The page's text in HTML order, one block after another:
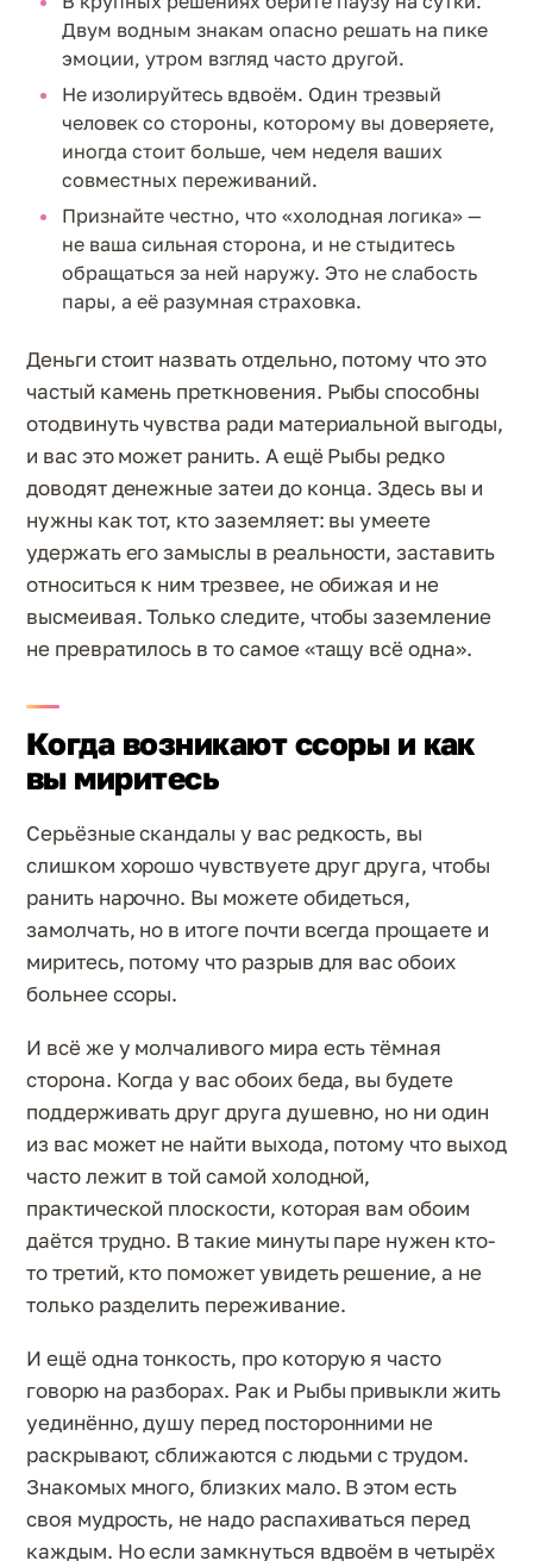
Двум водным знакам опасно решать на пике
эмоции, утром взгляд часто другой.
Не изолируйтесь вдвоём. Один трезвый
человек со стороны, которому вы доверяете,
иногда стоит больше, чем неделя ваших
совместных переживаний.
Признайте честно, что «холодная логика» —
не ваша сильная сторона, и не стыдитесь
обращаться за ней наружу. Это не слабость
пары, а её разумная страховка.
Деньги стоит назвать отдельно, потому что это
частый камень преткновения. Рыбы способны
отодвинуть чувства ради материальной выгоды,
и вас это может ранить. А ещё Рыбы редко
доводят денежные затеи до конца. Здесь вы и
нужны как тот, кто заземляет: вы умеете
удержать его замыслы в реальности, заставить
относиться к ним трезвее, не обижая и не
высмеивая. Только следите, чтобы заземление
не превратилось в то самое «тащу всё одна».
Когда возникают ссоры и как
вы миритесь
Серьёзные скандалы у вас редкость, вы
слишком хорошо чувствуете друг друга, чтобы
ранить нарочно. Вы можете обидеться,
замолчать, но в итоге почти всегда прощаете и
миритесь, потому что разрыв для вас обоих
больнее ссоры.
И всё же у молчаливого мира есть тёмная
сторона. Когда у вас обоих беда, вы будете
поддерживать друг друга душевно, но ни один
из вас может не найти выхода, потому что выход
часто лежит в той самой холодной,
практической плоскости, которая вам обоим
даётся трудно. В такие минуты паре нужен кто-
то третий, кто поможет увидеть решение, а не
только разделить переживание.
И ещё одна тонкость, про которую я часто
говорю на разборах. Рак и Рыбы привыкли жить
уединённо, душу перед посторонними не
раскрывают, сближаются с людьми с трудом.
Знакомых много, близких мало. В этом есть
своя мудрость, не надо распахиваться перед
каждым. Но если замкнуться вдвоём в четырёх